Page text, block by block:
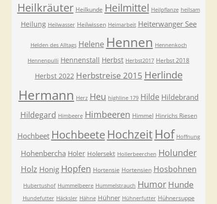
Heilkräuter Heilkunde Heilmittel Heilpflanze heilsam
Heilung Heilwasser Heilwissen Heimarbeit Heiterwanger See
Helden des Alltags Helene Hennen Hennenkoch
Hennenpulli Hennenstall Herbst Herbst2017 Herbst 2018
Herbst 2022 Herbstreise 2015 Herlinde
Hermann Herz Heu highline 179 Hilde Hildebrand
Hildegard Himbeere Himbeeren Himmel Hinrichs Riesen
Hochbeet Hochbeete Hochzeit Hof Hoffnung
Hohenbercha Holer Holersekt Hollerbeerchen Holunder
Holz Honig Hopfen Hortensie Hortensien Hosbohnen
Hubertushof Hummelbeere Hummelstrauch Humor Hunde
Hundefutter Häcksler Hähne Hühner Hühnerfutter Hühnersuppe